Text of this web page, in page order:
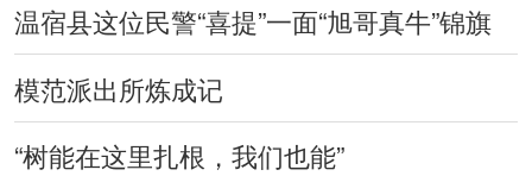
温宿县这位民警“喜提”一面“旭哥真牛”锦旗
模范派出所炼成记
“树能在这里扎根，我们也能”